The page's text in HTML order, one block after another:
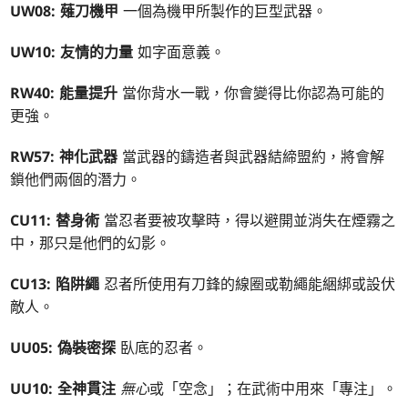
UW08: 薙刀機甲 一個為機甲所製作的巨型武器。
UW10: 友情的力量 如字面意義。
RW40: 能量提升 當你背水一戰，你會變得比你認為可能的
更強。
RW57: 神化武器 當武器的鑄造者與武器結締盟約，將會解
鎖他們兩個的潛力。
CU11: 替身術 當忍者要被攻擊時，得以避開並消失在煙霧之
中，那只是他們的幻影。
CU13: 陷阱繩 忍者所使用有刀鋒的線圈或勒繩能綑綁或設伏
敵人。
UU05: 偽裝密探臥底的忍者。
UU10: 全神貫注 無心或「空念」；在武術中用來「專注」。